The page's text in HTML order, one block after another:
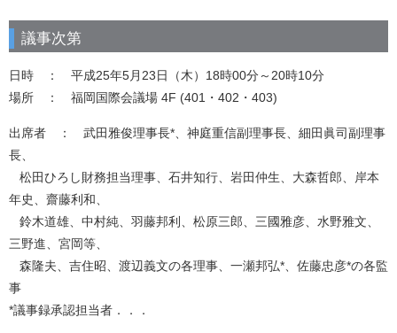
議事次第
日時 ： 平成25年5月23日（木）18時00分～20時10分
場所 ： 福岡国際会議場 4F (401・402・403)
出席者 ： 武田雅俊理事長*、神庭重信副理事長、細田眞司副理事
長、
松田ひろし財務担当理事、石井知行、岩田仲生、大森哲郎、岸本
年史、齋藤利和、
鈴木道雄、中村純、羽藤邦利、松原三郎、三國雅彦、水野雅文、
三野進、宮岡等、
森隆夫、吉住昭、渡辺義文の各理事、一瀬邦弘*、佐藤忠彦*の各監
事
*議事録承認担当者．．．